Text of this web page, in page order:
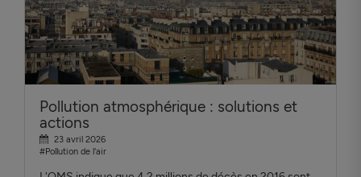
Pollution atmosphérique : solutions et
actions
23 avril 2026
#Pollution de l'air